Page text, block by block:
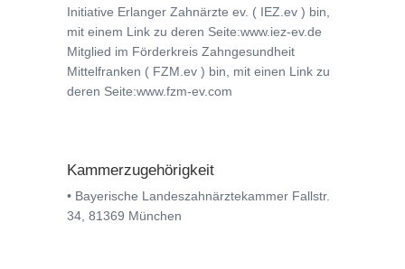
Initiative Erlanger Zahnärzte ev. ( IEZ.ev ) bin,
mit einem Link zu deren Seite:www.iez-ev.de
Mitglied im Förderkreis Zahngesundheit
Mittelfranken ( FZM.ev ) bin, mit einen Link zu
deren Seite:www.fzm-ev.com
Kammerzugehörigkeit
• Bayerische Landeszahnärztekammer Fallstr.
34, 81369 München